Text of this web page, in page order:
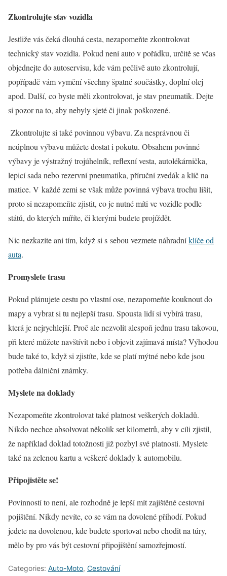
Zkontrolujte stav vozidla
Jestliže vás čeká dlouhá cesta, nezapomeňte zkontrolovat
technický stav vozidla. Pokud není auto v pořádku, určitě se včas
objednejte do autoservisu, kde vám pečlivě auto zkontrolují,
popřípadě vám vymění všechny špatné součástky, doplní olej
apod. Další, co byste měli zkontrolovat, je stav pneumatik. Dejte
si pozor na to, aby nebyly sjeté či jinak poškozené.
Zkontrolujte si také povinnou výbavu. Za nesprávnou či
neúplnou výbavu můžete dostat i pokutu. Obsahem povinné
výbavy je výstražný trojúhelník, reflexní vesta, autolékárnička,
lepicí sada nebo rezervní pneumatika, příruční zvedák a klíč na
matice. V každé zemi se však může povinná výbava trochu lišit,
proto si nezapomeňte zjistit, co je nutné míti ve vozidle podle
států, do kterých míříte, či kterými budete projíždět.
Nic nezkazíte ani tím, když si s sebou vezmete náhradníklíče od
auta.
Promyslete trasu
Pokud plánujete cestu po vlastní ose, nezapomeňte kouknout do
mapy a vybrat si tu nejlepší trasu. Spousta lidí si vybírá trasu,
která je nejrychlejší. Proč ale nezvolit alespoň jednu trasu takovou,
při které můžete navštívit nebo i objevit zajímavá místa? Výhodou
bude také to, když si zjistíte, kde se platí mýtné nebo kde jsou
potřeba dálniční známky.
Myslete na doklady
Nezapomeňte zkontrolovat také platnost veškerých dokladů.
Nikdo nechce absolvovat několik set kilometrů, aby v cíli zjistil,
že například doklad totožnosti již pozbyl své platnosti. Myslete
také na zelenou kartu a veškeré doklady k automobilu.
Připojistěte se!
Povinností to není, ale rozhodně je lepší mít zajištěné cestovní
pojištění. Nikdy nevíte, co se vám na dovolené přihodí. Pokud
jedete na dovolenou, kde budete sportovat nebo chodit na túry,
mělo by pro vás být cestovní připojištění samozřejmostí.
Categories: Auto-Moto, Cestování